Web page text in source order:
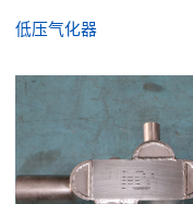
低压气化器